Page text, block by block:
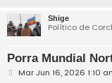
Shige
Político de
Porra Mundial
M
Mar Jun 16, 2026 1:10